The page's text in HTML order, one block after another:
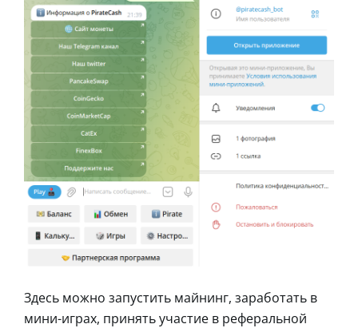
Здесь можно запустить майнинг, заработать в
мини-играх, принять участие в реферальной